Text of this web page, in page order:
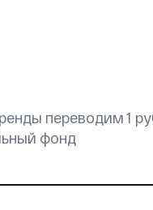
переводим 1
фонд